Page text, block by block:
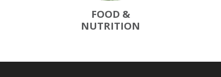
FOOD &
NUTRITION